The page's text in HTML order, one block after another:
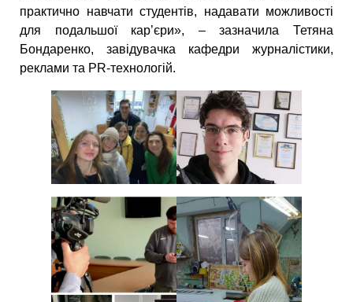
практично навчати студентів, надавати можливості
для подальшої кар’єри», – зазначила Тетяна
Бондаренко, завідувачка кафедри журналістики,
реклами та PR-технологій.